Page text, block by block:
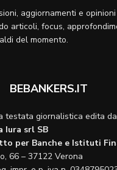
aggiornamenti e
articoli, focus,
del momento.
BEBANKERS.IT
testata giornalistica edita
Iura srl SB
per Banche e Istituti
66 – 37122 Verona